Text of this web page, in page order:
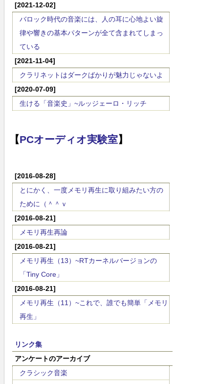
[2021-12-02]
バロック時代の音楽には、人の耳に心地よい旋
律や響きの基本パターンが全て含まれてしまっ
ている
[2021-11-04]
クラリネットはダークばかりが魅力じゃないよ
[2020-07-09]
生ける「音楽史」~ルッジェーロ・リッチ
【PCオーディオ実験室】
[2016-08-28]
とにかく、一度メモリ再生に取り組みたい方の
ために（＾＾ｖ
[2016-08-21]
メモリ再生再論
[2016-08-21]
メモリ再生（13）~RTカーネルバージョンの
「Tiny Core」
[2016-08-21]
メモリ再生（11）~これで、誰でも簡単「メモリ
再生」
リンク集
アンケートのアーカイブ
クラシック音楽